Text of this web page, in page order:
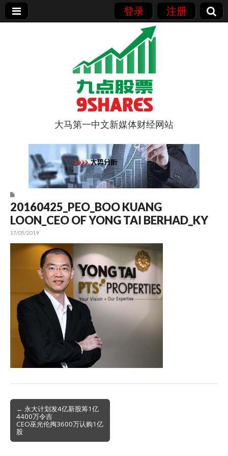
登录 注册
9点股票
大马第一中文新媒体财经网站
20160425_PEO_BOO KUANG
LOON_CEO OF YONG TAI BERHAD_KY
17/05/2019
Post
navigation
← 永大计划发4亿新股筹1亿
4400万令吉
CEO巫光伦掏3600万认购1亿
股